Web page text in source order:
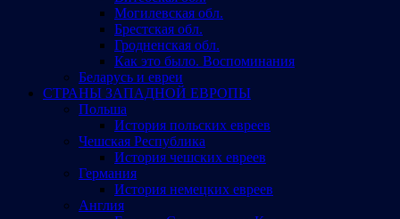
Могилевская обл.
Брестская обл.
Гродненская обл.
Как это было. Воспоминания
Беларусь и евреи
СТРАНЫ ЗАПАДНОЙ ЕВРОПЫ
Польша
История польских евреев
Чешская Республика
История чешских евреев
Германия
История немецких евреев
Англия